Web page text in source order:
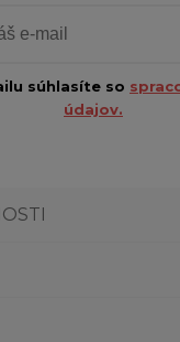
súhlasíte so
údajov.